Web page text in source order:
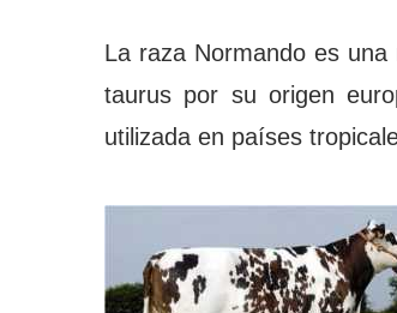
La raza Normando es
taurus por su origen
utilizada en países